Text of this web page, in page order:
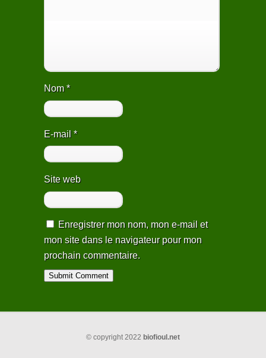
Nom*
E-mail *
Site web
Enregistrer mon nom, mon e-mail et
mon site dans le navigateur pour mon
prochain commentaire.
© copyright 2022 biofioul.net